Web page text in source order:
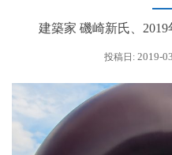
建築家 磯崎新氏、
投稿日: 2019-